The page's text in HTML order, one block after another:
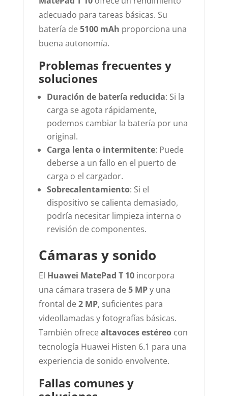
adecuado para tareas básicas. Su
batería de5100 mAh proporciona una
buena autonomía.
Problemas frecuentes y
soluciones
Duración de batería reducida: Si la
carga se agota rápidamente,
podemos cambiar la batería por una
original.
Carga lenta o intermitente: Puede
deberse a un fallo en el puerto de
carga o el cargador.
Sobrecalentamiento: Si el
dispositivo se calienta demasiado,
podría necesitar limpieza interna o
revisión de componentes.
Cámaras y sonido
El Huawei MatePad T 10incorpora
una cámara trasera de5 MPy una
frontal de2 MP, suficientes para
videollamadas y fotografías básicas.
También ofrecealtavoces estéreocon
tecnología Huawei Histen 6.1 para una
experiencia de sonido envolvente.
Fallas comunes y